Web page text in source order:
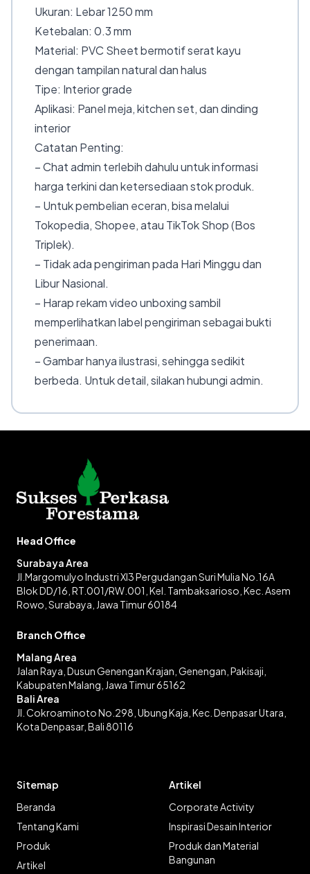
Ukuran: Lebar 1250 mm
Ketebalan: 0.3 mm
Material: PVC Sheet bermotif serat kayu
dengan tampilan natural dan halus
Tipe: Interior grade
Aplikasi: Panel meja, kitchen set, dan dinding
interior
Catatan Penting:
– Chat admin terlebih dahulu untuk informasi
harga terkini dan ketersediaan stok produk.
– Untuk pembelian eceran, bisa melalui
Tokopedia, Shopee, atau TikTok Shop (Bos
Triplek).
– Tidak ada pengiriman pada Hari Minggu dan
Libur Nasional.
– Harap rekam video unboxing sambil
memperlihatkan label pengiriman sebagai bukti
penerimaan.
– Gambar hanya ilustrasi, sehingga sedikit
berbeda. Untuk detail, silakan hubungi admin.
Head Office
Surabaya Area
Jl.Margomulyo Industri XI3 Pergudangan Suri Mulia No.16A
Blok DD/16, RT.001/RW.001, Kel. Tambaksarioso, Kec. Asem
Rowo, Surabaya, Jawa Timur 60184
Branch Office
Malang Area
Jalan Raya, Dusun Genengan Krajan, Genengan, Pakisaji,
Kabupaten Malang, Jawa Timur 65162
Bali Area
Jl. Cokroaminoto No.298, Ubung Kaja, Kec. Denpasar Utara,
Kota Denpasar, Bali 80116
Sitemap
Beranda
Tentang Kami
Produk
Artikel
Artikel
Corporate Activity
Inspirasi Desain Interior
Produk dan Material
Bangunan